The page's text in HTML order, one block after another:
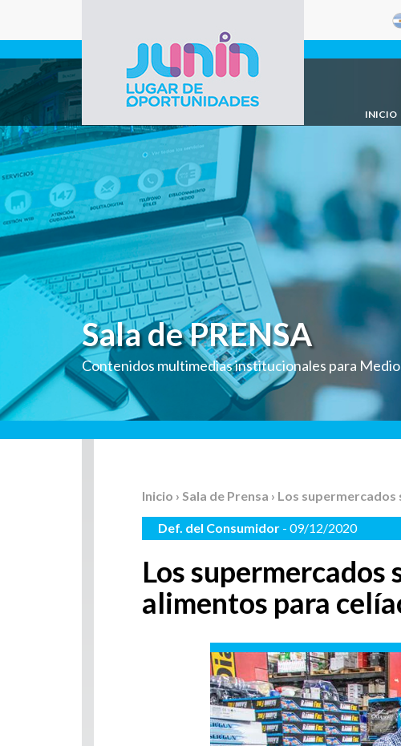
Gobierno de
Junín
INICIO
Sala de PRENSA
Contenidos multimedias institucionales para
Inicio › Sala de Prensa › Los
Def. del Consumidor - 09/12/2020
Los supermercados
alimentos para